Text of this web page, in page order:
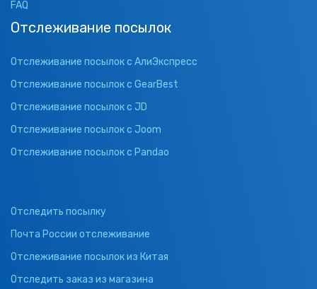
FAQ
Отслеживание посылок
Отслеживание посылок с АлиЭкспресс
Отслеживание посылок с GearBest
Отслеживание посылок с JD
Отслеживание посылок с Joom
Отслеживание посылок с Pandao
Отследить посылку
Почта России отслеживание
Отслеживание посылок из Китая
Отследить заказ из магазина